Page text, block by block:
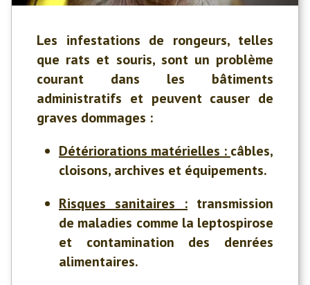
Les infestations de rongeurs, telles
que rats et souris, sont un problème
courant dans les bâtiments
administratifs et peuvent causer de
graves dommages :
Détériorations matérielles : câbles,
cloisons, archives et équipements.
Risques sanitaires : transmission
de maladies comme la leptospirose
et contamination des denrées
alimentaires.